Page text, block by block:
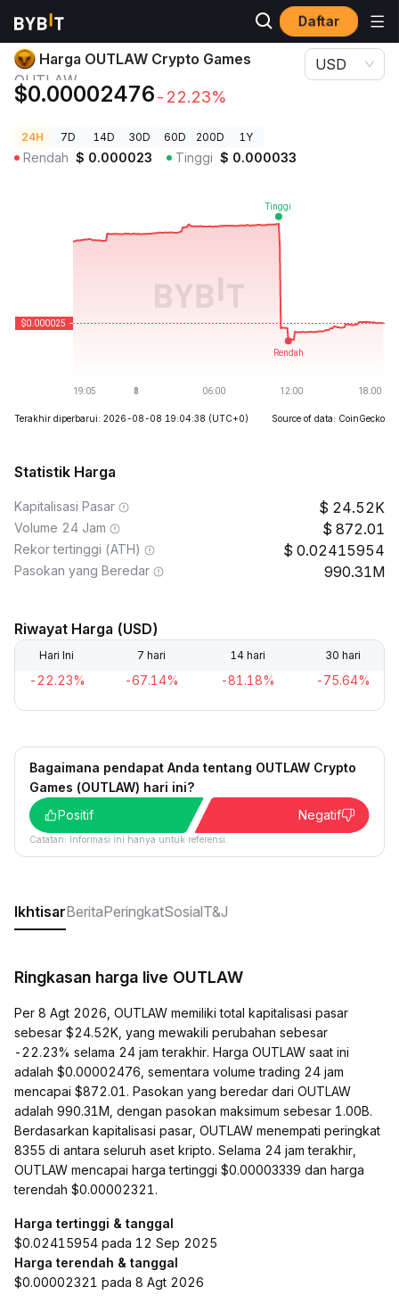
Daftar
Harga Kripto Harga OUTLAW Crypto Games OUTLAW
Harga OUTLAW Crypto Games
OUTLAW
$0.00002476-22.23%
USD
24H 7D 14D 30D 60D 200D 1Y
Rendah $ 0.000023 Tinggi $ 0.000033
Terakhir diperbarui: 2026-08-08 19:04:38 (UTC+0) Source of data: CoinGecko
Statistik Harga
Kapitalisasi Pasar 24.52K
Volume 24 Jam 872.01
Rekor tertinggi (ATH) 0.02415954
Pasokan yang Beredar 990.31M
Riwayat Harga (USD)
Hari Ini 7 hari 14 hari 30 hari
-22.23% -67.14% -81.18% -75.64%
Bagaimana pendapat Anda tentang OUTLAW Crypto
Games (OUTLAW) hari ini?
Positif
Negatif
Catatan: Informasi ini hanya untuk referensi.
IkhtisarBeritaPeringkatSosialT&J
Ringkasan harga live OUTLAW
Per 8 Agt 2026, OUTLAW memiliki total kapitalisasi pasar
sebesar $24.52K, yang mewakili perubahan sebesar
-22.23% selama 24 jam terakhir. Harga OUTLAW saat ini
adalah $0.00002476, sementara volume trading 24 jam
mencapai $872.01. Pasokan yang beredar dari OUTLAW
adalah 990.31M, dengan pasokan maksimum sebesar 1.00B.
Berdasarkan kapitalisasi pasar, OUTLAW menempati peringkat
8355 di antara seluruh aset kripto. Selama 24 jam terakhir,
OUTLAW mencapai harga tertinggi $0.00003339 dan harga
terendah $0.00002321.
Harga tertinggi & tanggal
$0.02415954 pada 12 Sep 2025
Harga terendah & tanggal
$0.00002321 pada 8 Agt 2026